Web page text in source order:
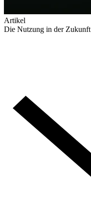
Artikel
Die Nutzung in der Zukunft